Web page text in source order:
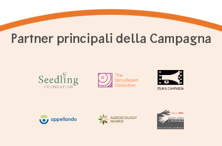
Partner principali della Campagna